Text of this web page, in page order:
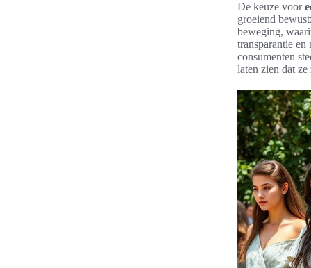
De keuze voor
groeiend
beweging,
transparantie
consumenten
laten zien dat